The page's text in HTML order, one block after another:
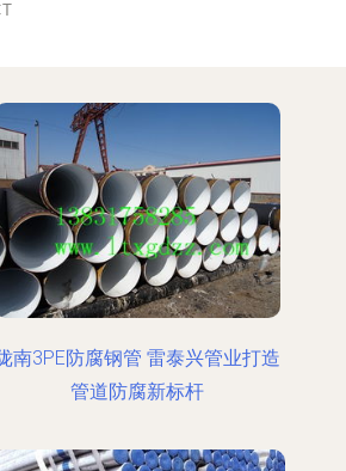
南3PE防腐钢管 雷泰兴管业打造
管道防腐新标杆